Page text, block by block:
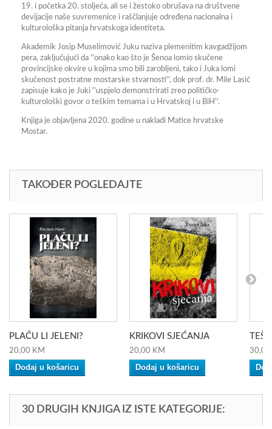
19. i početka 20. stoljeća, ali se i žestoko obrušava na društvene
devijacije naše suvremenice i raščlanjuje određena nacionalna i
kulturološka pitanja hrvatskoga identiteta.
Akademik Josip Muselimović Juku naziva plemenitim kavgadžijom
pera, zaključujući da ''onako kao što je Šenoa lomio skučene
provincijske okvire u kojima smo bili zarobljeni, tako i Juka lomi
skučenost postratne mostarske stvarnosti'', dok prof. dr. Mile Lasić
zapisuje kako je Juki ''uspjelo demonstrirati zreo političko-
kulturološki govor o teškim temama i u Hrvatskoj i u BiH''.
Knjiga je objavljena 2020. godine u nakladi Matice hrvatske
Mostar.
TAKOĐER POGLEDAJTE
PLAČU LI JELENI?
20,00 KM
Dodaj u košaricu
KRIKOVI SJEĆANJA
20,00 KM
Dodaj u košaricu
30,00
30 DRUGIH KNJIGA IZ ISTE KATEGORIJE: